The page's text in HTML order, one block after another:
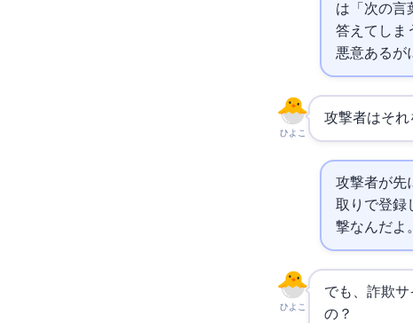
AIは「次の
答えてしま
悪意あるが
ひよこ
攻撃者はそれ
攻撃者が先
取りで登録
撃なんだよ。
ひよこ
でも、詐欺
の？